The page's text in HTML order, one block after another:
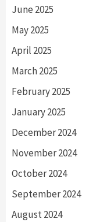
June 2025
May 2025
April 2025
March 2025
February 2025
January 2025
December 2024
November 2024
October 2024
September 2024
August 2024